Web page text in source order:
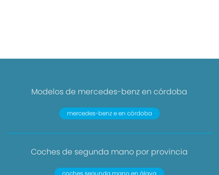
Modelos de mercedes-benz en córdoba
mercedes-benz e en córdoba
Coches de segunda mano por provincia
coches segunda mano en álava